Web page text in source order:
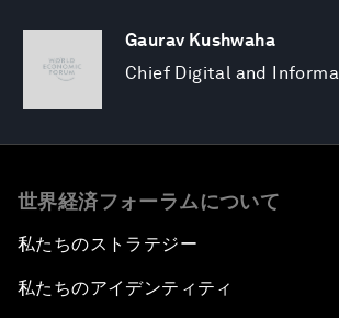
Gaurav Kushwaha
Chief Digital and
世界経済フォーラムについて
私たちのストラテジー
私たちのアイデンティティ